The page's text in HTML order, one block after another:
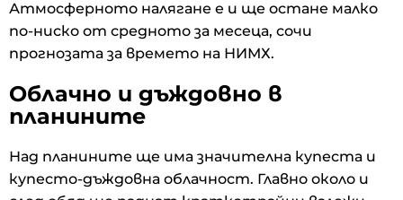
Атмосферното налягане е и ще остане малко
по-ниско от средното за месеца, сочи
прогнозата за времето на НИМХ.
Облачно и дъждовно в
планините
Над планините ще има значителна купеста и
купесто-дъждовна облачност. Главно около и